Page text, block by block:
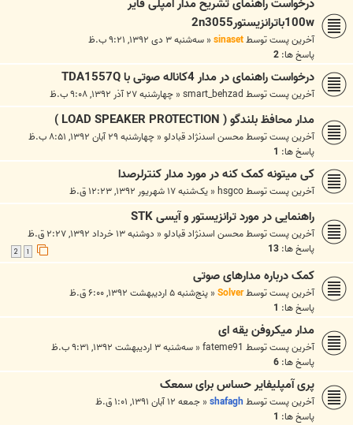
100wباترانزیستور2n3055
آخرین پست توسطsinaset
« سه‌شنبه ۳ دی ۱۳۹۲, ۹:۲۱ ب.ظ
پاسخ ها: 2
درخواست راهنمای در مدار 4کاناله صوتی با TDA1557Q
آخرین پست توسطsmart_behzad
« چهارشنبه ۲۷ آذر ۱۳۹۲, ۹:۰۸ ب.ظ
مدار محافظ بلندگو ( LOAD SPEAKER PROTECTION )
آخرین پست توسطمحسن اسدنژاد قبادلو« چهارشنبه ۲۹ آبان ۱۳۹۲, ۸:۵۱ ب.ظ
پاسخ ها: 1
کی میتونه کمک کنه در مورد مدار کنترلرصدا
آخرین پست توسطhsgco
« یک‌شنبه ۱۷ شهریور ۱۳۹۲, ۱۲:۲۳ ق.ظ
راهنمایی در مورد ترانزیستور و آیسی STK
آخرین پست توسطمحسن اسدنژاد قبادلو« دوشنبه ۱۳ خرداد ۱۳۹۲, ۲:۲۷ ق.ظ
پاسخ ها: 13
کمک درباره مدارهای صوتی
آخرین پست توسطSolver
« پنج‌شنبه ۵ اردیبهشت ۱۳۹۲, ۶:۰۰ ق.ظ
پاسخ ها: 1
مدار میکروفن یقه ای
آخرین پست توسطfateme91
« سه‌شنبه ۳ اردیبهشت ۱۳۹۲, ۹:۳۱ ب.ظ
پاسخ ها: 6
پری آمپلیفایر حساس برای سمعک
آخرین پست توسطshafagh
« جمعه ۱۲ آبان ۱۳۹۱, ۱:۰۱ ق.ظ
پاسخ ها: 1